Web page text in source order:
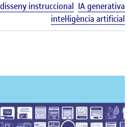
disseny instruccional IA generativa
intel·ligència artificial